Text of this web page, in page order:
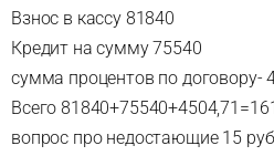
Взнос в кассу 81840
Кредит на сумму 75540
сумма процентов по договору-
Всего
вопрос про недостающие 15